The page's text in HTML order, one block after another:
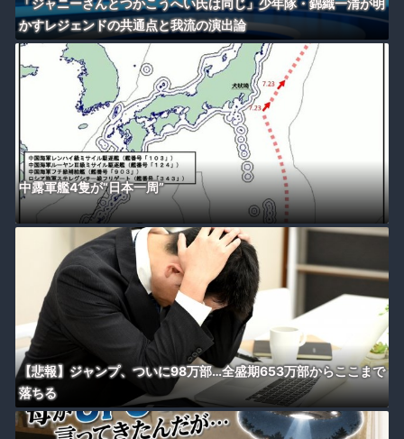
「ジャニーさんとつかこうへい氏は同じ」少年隊・錦織一清が明
かすレジェンドの共通点と我流の演出論
中露軍艦4隻が“日本一周”
【悲報】ジャンプ、ついに98万部…全盛期653万部からここまで
落ちる